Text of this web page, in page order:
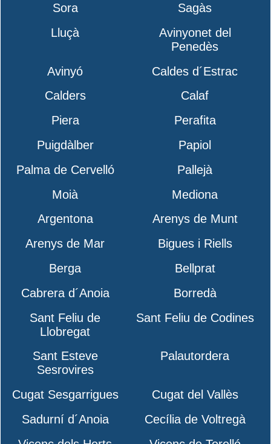
Sora
Sagàs
Lluçà
Avinyonet del
Penedès
Avinyó
Caldes d´Estrac
Calders
Calaf
Piera
Perafita
Puigdàlber
Papiol
Palma de Cervelló
Pallejà
Moià
Mediona
Argentona
Arenys de Munt
Arenys de Mar
Bigues i Riells
Berga
Bellprat
Cabrera d´Anoia
Borredà
Sant Feliu de
Llobregat
Sant Feliu de Codines
Sant Esteve
Sesrovires
Palautordera
Cugat Sesgarrigues
Cugat del Vallès
Sadurní d´Anoia
Cecília de Voltregà